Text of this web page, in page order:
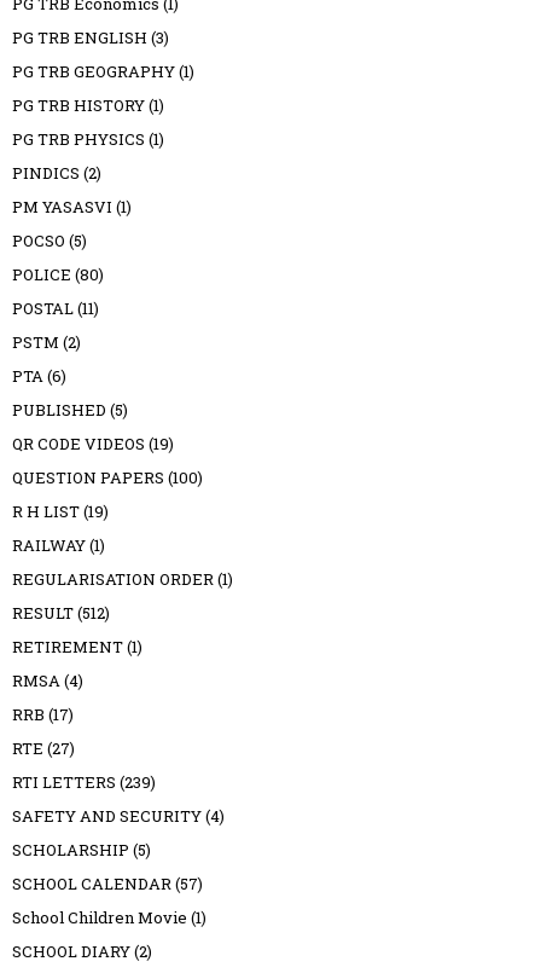
PG TRB ENGLISH (3)
PG TRB GEOGRAPHY(1)
PG TRB HISTORY(1)
PG TRB PHYSICS (1)
PINDICS (2)
PM YASASVI (1)
POCSO (5)
POLICE (80)
POSTAL(11)
PSTM (2)
PTA(6)
PUBLISHED (5)
QR CODE VIDEOS (19)
QUESTION PAPERS (100)
R H LIST(19)
RAILWAY(1)
REGULARISATION ORDER(1)
RESULT(512)
RETIREMENT(1)
RMSA(4)
RRB (17)
RTE (27)
RTI LETTERS (239)
SAFETY AND SECURITY(4)
SCHOLARSHIP (5)
SCHOOL CALENDAR(57)
School Children Movie (1)
SCHOOL DIARY(2)